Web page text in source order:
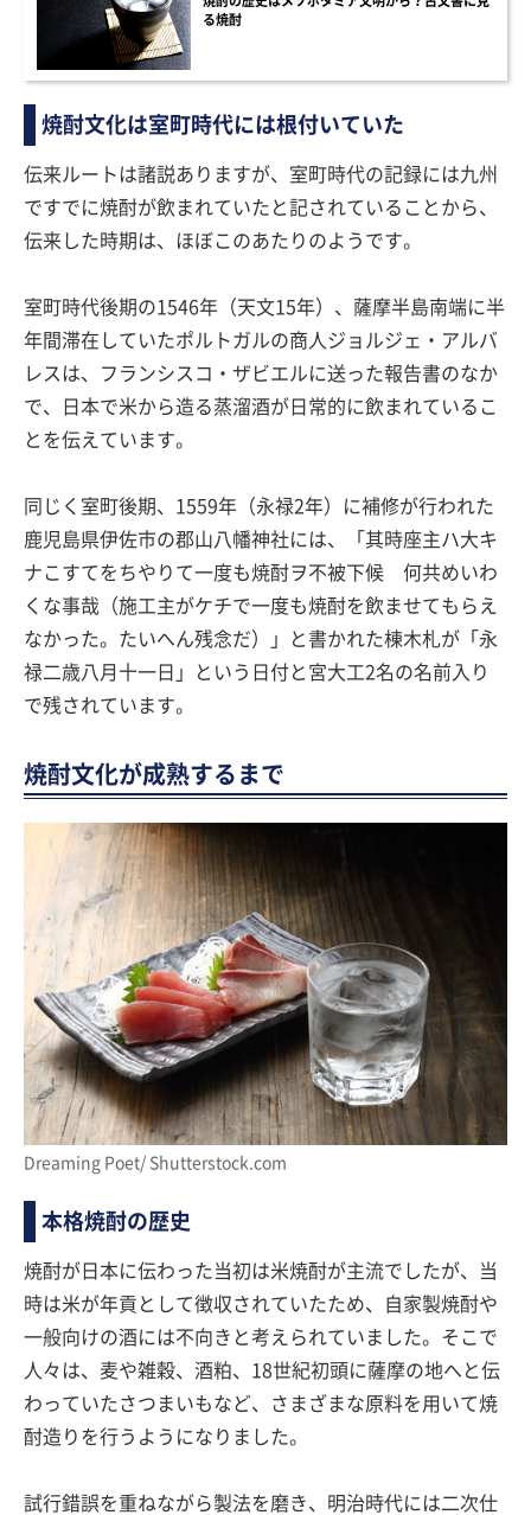
る焼酎
焼酎文化は室町時代には根付いていた
伝来ルートは諸説ありますが、室町時代の記録には九州
ですでに焼酎が飲まれていたと記されていることから、
伝来した時期は、ほぼこのあたりのようです。
室町時代後期の1546年（天文15年）、薩摩半島南端に半
年間滞在していたポルトガルの商人ジョルジェ・アルバ
レスは、フランシスコ・ザビエルに送った報告書のなか
で、日本で米から造る蒸溜酒が日常的に飲まれているこ
とを伝えています。
同じく室町後期、1559年（永禄2年）に補修が行われた
鹿児島県伊佐市の郡山八幡神社には、「其時座主ハ大キ
ナこすてをちやりて一度も焼酎ヲ不被下候 何共めいわ
くな事哉（施工主がケチで一度も焼酎を飲ませてもらえ
なかった。たいへん残念だ）」と書かれた棟木札が「永
禄二歳八月十一日」という日付と宮大工2名の名前入り
で残されています。
焼酎文化が成熟するまで
Dreaming Poet/ Shutterstock.com
本格焼酎の歴史
焼酎が日本に伝わった当初は米焼酎が主流でしたが、当
時は米が年貢として徴収されていたため、自家製焼酎や
一般向けの酒には不向きと考えられていました。そこで
人々は、麦や雑穀、酒粕、18世紀初頭に薩摩の地へと伝
わっていたさつまいもなど、さまざまな原料を用いて焼
酎造りを行うようになりました。
試行錯誤を重ねながら製法を磨き、明治時代には二次仕